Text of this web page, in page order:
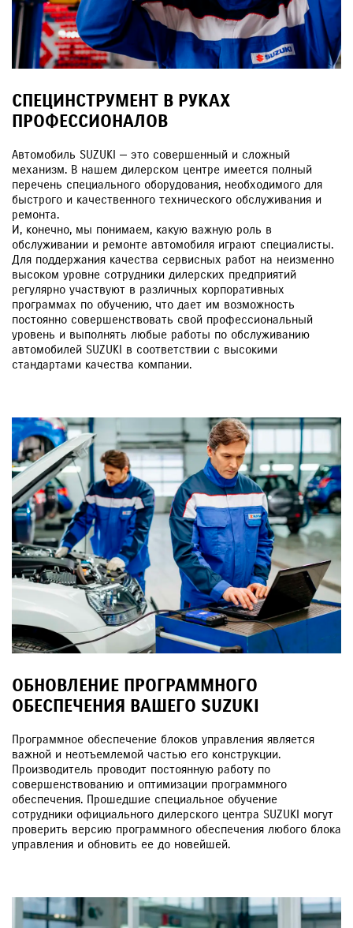
СПЕЦИНСТРУМЕНТ В РУКАХ
ПРОФЕССИОНАЛОВ
Автомобиль SUZUKI — это совершенный и сложный
механизм. В нашем дилерском центре имеется полный
перечень специального оборудования, необходимого для
быстрого и качественного технического обслуживания и
ремонта.
И, конечно, мы понимаем, какую важную роль в
обслуживании и ремонте автомобиля играют специалисты.
Для поддержания качества сервисных работ на неизменно
высоком уровне сотрудники дилерских предприятий
регулярно участвуют в различных корпоративных
программах по обучению, что дает им возможность
постоянно совершенствовать свой профессиональный
уровень и выполнять любые работы по обслуживанию
автомобилей SUZUKI в соответствии с высокими
стандартами качества компании.
ОБНОВЛЕНИЕ ПРОГРАММНОГО
ОБЕСПЕЧЕНИЯ ВАШЕГО SUZUKI
Программное обеспечение блоков управления является
важной и неотъемлемой частью его конструкции.
Производитель проводит постоянную работу по
совершенствованию и оптимизации программного
обеспечения. Прошедшие специальное обучение
сотрудники официального дилерского центра SUZUKI могут
проверить версию программного обеспечения любого блока
управления и обновить ее до новейшей.